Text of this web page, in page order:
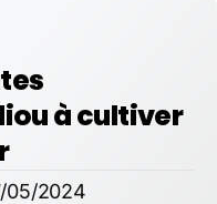
à cultiver
05/2024